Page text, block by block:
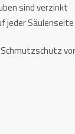
sind verzinkt